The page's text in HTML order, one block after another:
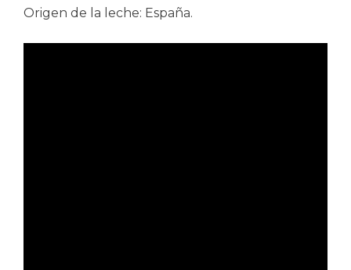
Origen de la leche: España.